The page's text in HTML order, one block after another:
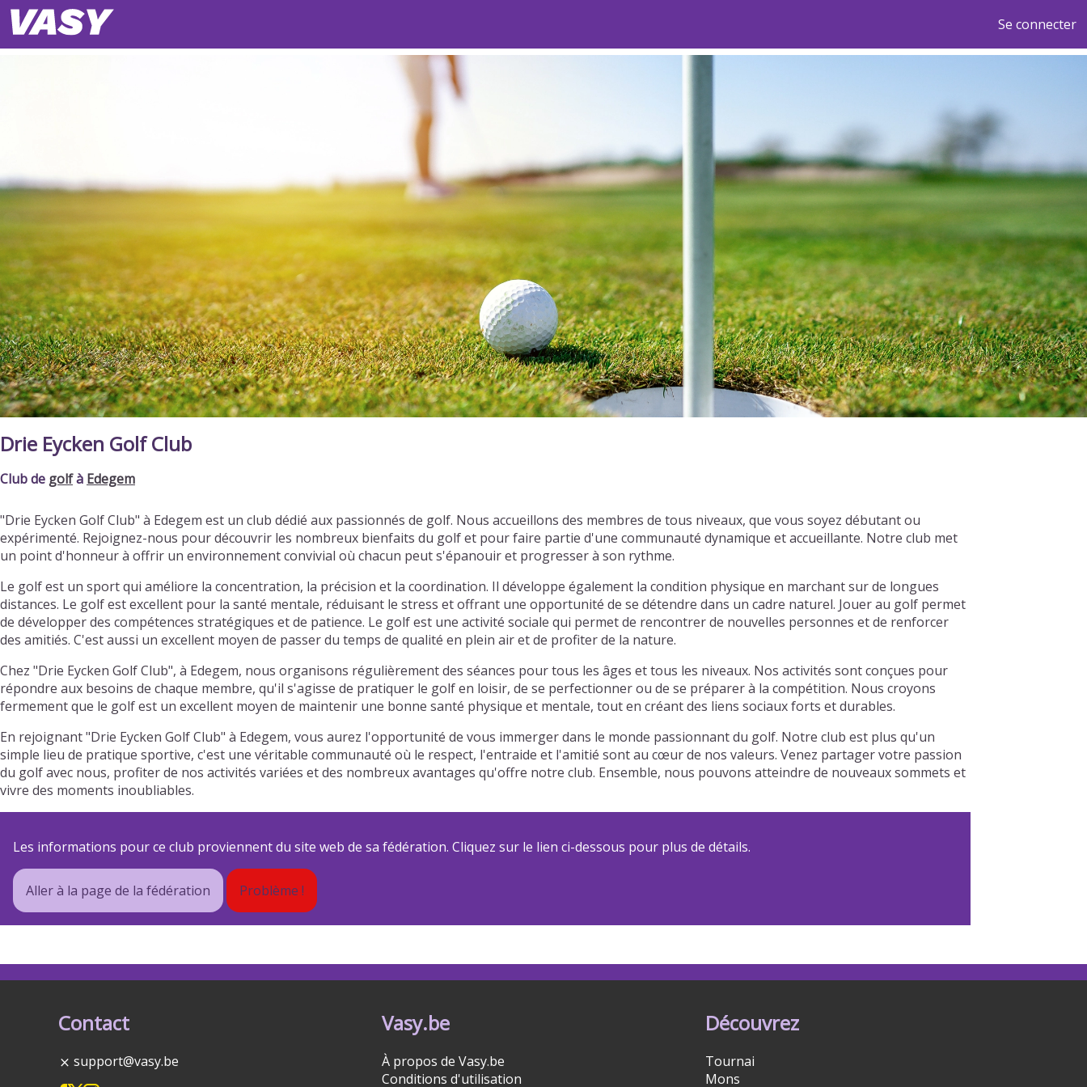
Se connecter
Drie Eycken Golf Club
Club de golfà Edegem
"Drie Eycken Golf Club" à Edegem est un club dédié aux passionnés de golf. Nous accueillons des membres de tous niveaux, que vous soyez débutant ou
expérimenté. Rejoignez-nous pour découvrir les nombreux bienfaits du golf et pour faire partie d'une communauté dynamique et accueillante. Notre club met
un point d'honneur à offrir un environnement convivial où chacun peut s'épanouir et progresser à son rythme.
Le golf est un sport qui améliore la concentration, la précision et la coordination. Il développe également la condition physique en marchant sur de longues
distances. Le golf est excellent pour la santé mentale, réduisant le stress et offrant une opportunité de se détendre dans un cadre naturel. Jouer au golf permet
de développer des compétences stratégiques et de patience. Le golf est une activité sociale qui permet de rencontrer de nouvelles personnes et de renforcer
des amitiés. C'est aussi un excellent moyen de passer du temps de qualité en plein air et de profiter de la nature.
Chez "Drie Eycken Golf Club", à Edegem, nous organisons régulièrement des séances pour tous les âges et tous les niveaux. Nos activités sont conçues pour
répondre aux besoins de chaque membre, qu'il s'agisse de pratiquer le golf en loisir, de se perfectionner ou de se préparer à la compétition. Nous croyons
fermement que le golf est un excellent moyen de maintenir une bonne santé physique et mentale, tout en créant des liens sociaux forts et durables.
En rejoignant "Drie Eycken Golf Club" à Edegem, vous aurez l'opportunité de vous immerger dans le monde passionnant du golf. Notre club est plus qu'un
simple lieu de pratique sportive, c'est une véritable communauté où le respect, l'entraide et l'amitié sont au cœur de nos valeurs. Venez partager votre passion
du golf avec nous, profiter de nos activités variées et des nombreux avantages qu'offre notre club. Ensemble, nous pouvons atteindre de nouveaux sommets et
vivre des moments inoubliables.
Les informations pour ce club proviennent du site web de sa fédération. Cliquez sur le lien ci-dessous pour plus de détails.
Aller à la page de la fédération Problème !
Contact
support@vasy.be
Vasy.be
À propos de Vasy.be
Conditions d'utilisation
Découvrez
Tournai
Mons